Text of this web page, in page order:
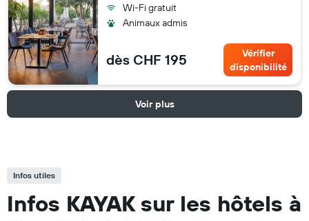
Wi-Fi gratuit
Animaux admis
dès CHF 195
Vérifier
disponibilité
Voir plus
Infos utiles
Infos KAYAK sur les hôtels à